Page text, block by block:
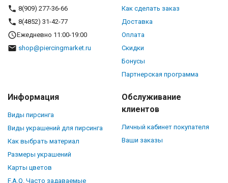
8(909) 277-36-66
8(4852) 31-42-77
Ежедневно 11:00-19:00
shop@piercingmarket.ru
Как сделать заказ
Доставка
Оплата
Скидки
Бонусы
Партнерская программа
Информация
Виды пирсинга
Виды украшений для пирсинга
Как выбрать материал
Размеры украшений
Карты цветов
F.A.Q. Часто задаваемые
Обслуживание
клиентов
Личный кабинет покупателя
Ваши заказы